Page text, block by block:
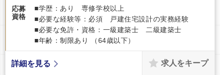
応募
資格
■学歴：あり 専修学校以上
■必要な経験等：必須 戸建住宅設計の実務経験
■必要な免許・資格：一級建築士 二級建築士
■年齢：制限あり （64歳以下）
詳細を見る 求人をキープ